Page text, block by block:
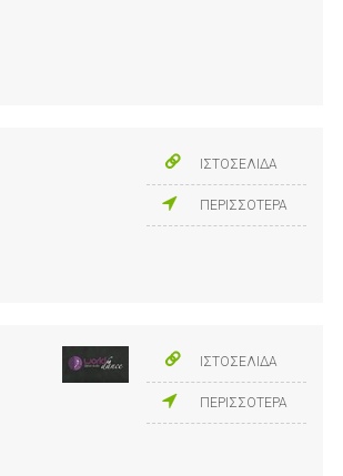
ΙΣΤΟΣΕΛΙΔΑ
ΠΕΡΙΣΣΟΤΕΡΑ
ΙΣΤΟΣΕΛΙΔΑ
ΠΕΡΙΣΣΟΤΕΡΑ